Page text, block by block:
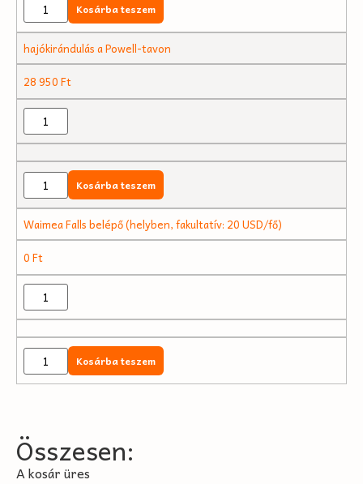
Kosárba teszem
hajókirándulás a Powell-tavon
28 950Ft
Kosárba teszem
Waimea Falls belépő (helyben, fakultatív: 20 USD/fő)
0Ft
Kosárba teszem
Összesen:
A kosár üres